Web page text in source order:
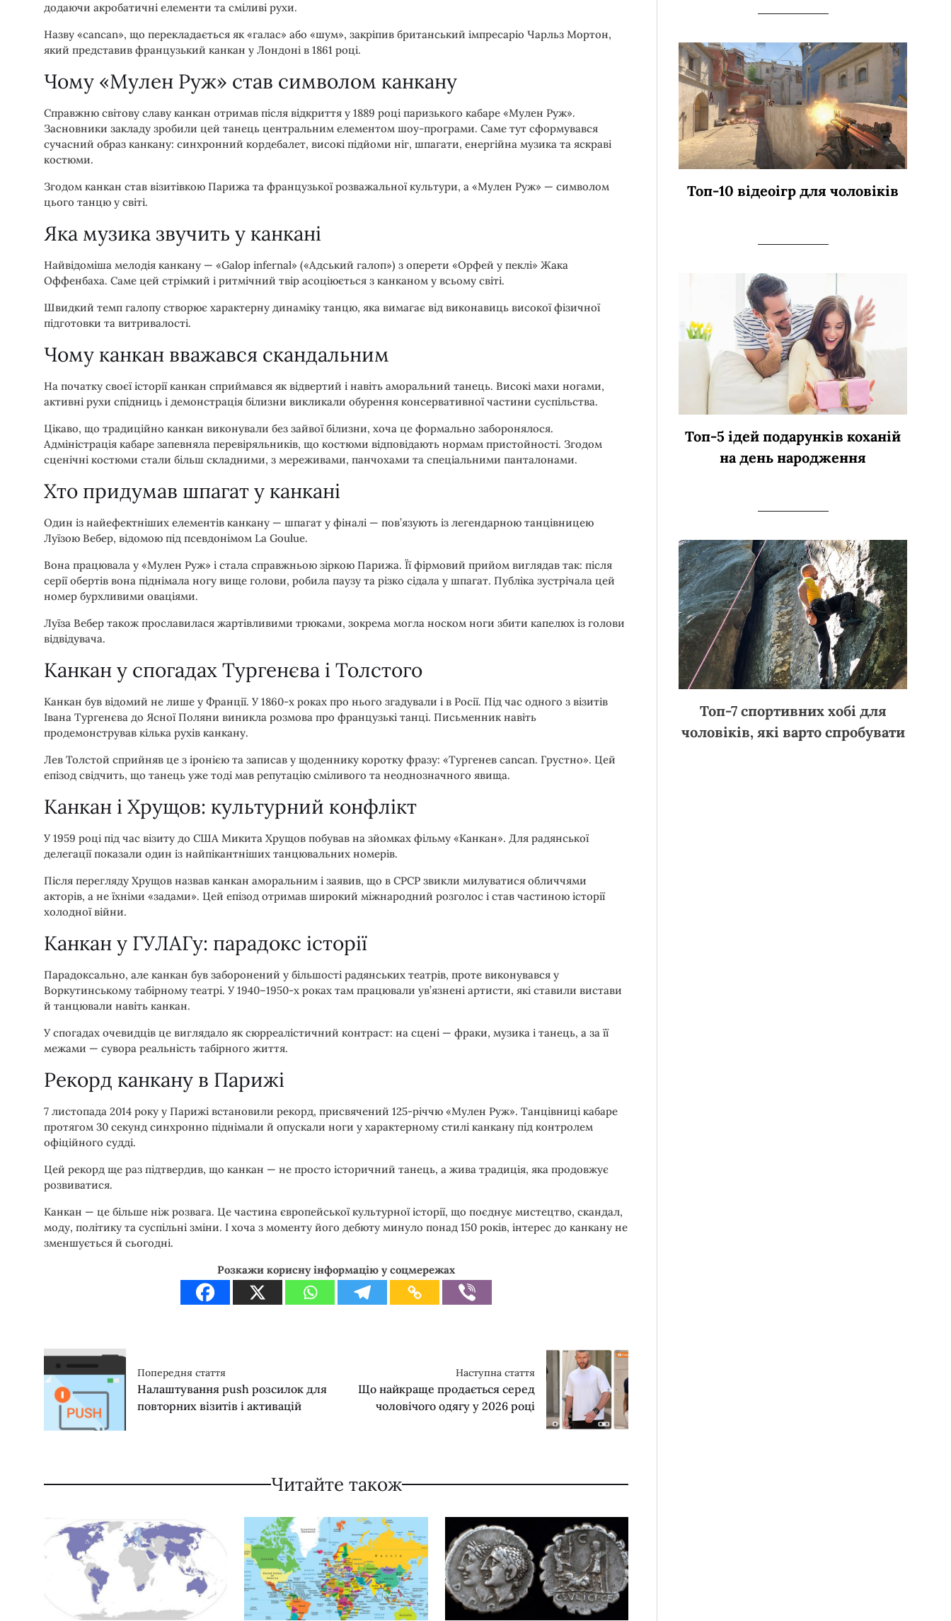
додаючи акробатичні елементи та сміливі рухи.
Назву «cancan», що перекладається як «галас» або «шум», закріпив британський імпресаріо Чарльз Мортон,
який представив французький канкан у Лондоні в 1861 році.
Чому «Мулен Руж» став символом канкану
Справжню світову славу канкан отримав після відкриття у 1889 році паризького кабаре «Мулен Руж».
Засновники закладу зробили цей танець центральним елементом шоу-програми. Саме тут сформувався
сучасний образ канкану: синхронний кордебалет, високі підйоми ніг, шпагати, енергійна музика та яскраві
костюми.
Згодом канкан став візитівкою Парижа та французької розважальної культури, а «Мулен Руж» — символом
цього танцю у світі.
Яка музика звучить у канкані
Найвідоміша мелодія канкану — «Galop infernal» («Адський галоп») з оперети «Орфей у пеклі» Жака
Оффенбаха. Саме цей стрімкий і ритмічний твір асоціюється з канканом у всьому світі.
Швидкий темп галопу створює характерну динаміку танцю, яка вимагає від виконавиць високої фізичної
підготовки та витривалості.
Чому канкан вважався скандальним
На початку своєї історії канкан сприймався як відвертий і навіть аморальний танець. Високі махи ногами,
активні рухи спідниць і демонстрація білизни викликали обурення консервативної частини суспільства.
Цікаво, що традиційно канкан виконували без зайвої білизни, хоча це формально заборонялося.
Адміністрація кабаре запевняла перевіряльників, що костюми відповідають нормам пристойності. Згодом
сценічні костюми стали більш складними, з мереживами, панчохами та спеціальними панталонами.
Хто придумав шпагат у канкані
Один із найефектніших елементів канкану — шпагат у фіналі — пов’язують із легендарною танцівницею
Луїзою Вебер, відомою під псевдонімом La Goulue.
Вона працювала у «Мулен Руж» і стала справжньою зіркою Парижа. Її фірмовий прийом виглядав так: після
серії обертів вона піднімала ногу вище голови, робила паузу та різко сідала у шпагат. Публіка зустрічала цей
номер бурхливими оваціями.
Луїза Вебер також прославилася жартівливими трюками, зокрема могла носком ноги збити капелюх із голови
відвідувача.
Канкан у спогадах Тургенєва і Толстого
Канкан був відомий не лише у Франції. У 1860-х роках про нього згадували і в Росії. Під час одного з візитів
Івана Тургенєва до Ясної Поляни виникла розмова про французькі танці. Письменник навіть
продемонстрував кілька рухів канкану.
Лев Толстой сприйняв це з іронією та записав у щоденнику коротку фразу: «Тургенев cancan. Грустно». Цей
епізод свідчить, що танець уже тоді мав репутацію сміливого та неоднозначного явища.
Канкан і Хрущов: культурний конфлікт
У 1959 році під час візиту до США Микита Хрущов побував на зйомках фільму «Канкан». Для радянської
делегації показали один із найпікантніших танцювальних номерів.
Після перегляду Хрущов назвав канкан аморальним і заявив, що в СРСР звикли милуватися обличчями
акторів, а не їхніми «задами». Цей епізод отримав широкий міжнародний розголос і став частиною історії
холодної війни.
Канкан у ГУЛАГу: парадокс історії
Парадоксально, але канкан був заборонений у більшості радянських театрів, проте виконувався у
Воркутинському табірному театрі. У 1940–1950-х роках там працювали ув’язнені артисти, які ставили вистави
й танцювали навіть канкан.
У спогадах очевидців це виглядало як сюрреалістичний контраст: на сцені — фраки, музика і танець, а за її
межами — сувора реальність табірного життя.
Рекорд канкану в Парижі
7 листопада 2014 року у Парижі встановили рекорд, присвячений 125-річчю «Мулен Руж». Танцівниці кабаре
протягом 30 секунд синхронно піднімали й опускали ноги у характерному стилі канкану під контролем
офіційного судді.
Цей рекорд ще раз підтвердив, що канкан — не просто історичний танець, а жива традиція, яка продовжує
розвиватися.
Канкан — це більше ніж розвага. Це частина європейської культурної історії, що поєднує мистецтво, скандал,
моду, політику та суспільні зміни. І хоча з моменту його дебюту минуло понад 150 років, інтерес до канкану не
зменшується й сьогодні.
Розкажи корисну інформацію у соцмережах
Попередня стаття
Налаштування push розсилок для
повторних візитів і активацій
Наступна стаття
Що найкраще продається серед
чоловічого одягу у 2026 році
Читайте також
Топ-10 відеоігр для чоловіків
Топ-5 ідей подарунків коханій
на день народження
Топ-7 спортивних хобі для
чоловіків, які варто спробувати